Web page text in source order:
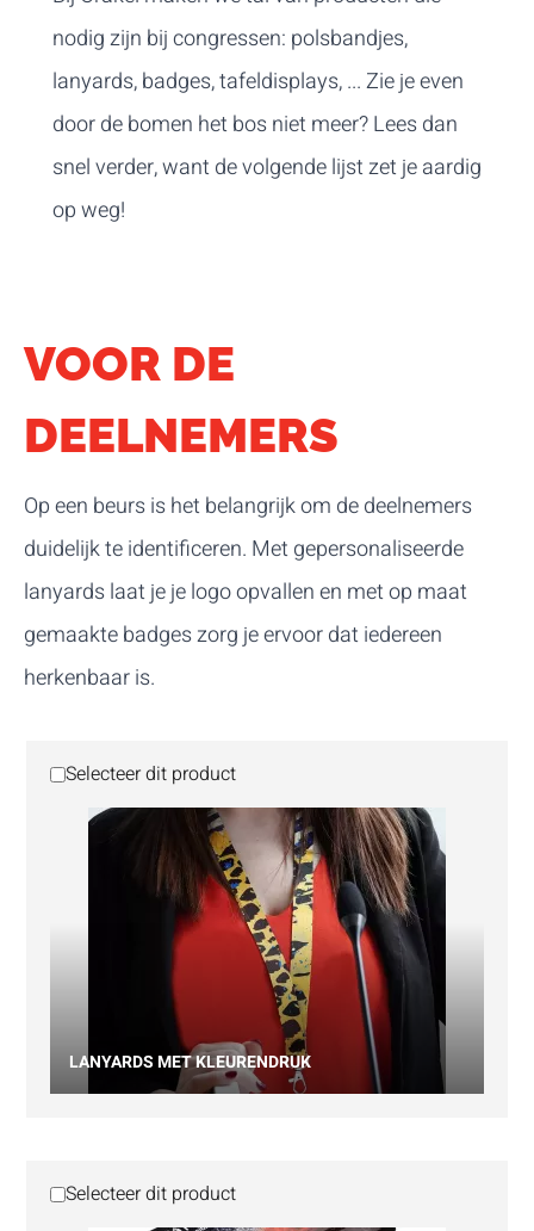
nodig zijn bij congressen: polsbandjes,
lanyards, badges, tafeldisplays, ... Zie je even
door de bomen het bos niet meer? Lees dan
snel verder, want de volgende lijst zet je aardig
op weg!
VOOR DE
DEELNEMERS
Op een beurs is het belangrijk om de deelnemers
duidelijk te identificeren. Met gepersonaliseerde
lanyards laat je je logo opvallen en met op maat
gemaakte badges zorg je ervoor dat iedereen
herkenbaar is.
Selecteer dit product
LANYARDS MET KLEURENDRUK
Selecteer dit product